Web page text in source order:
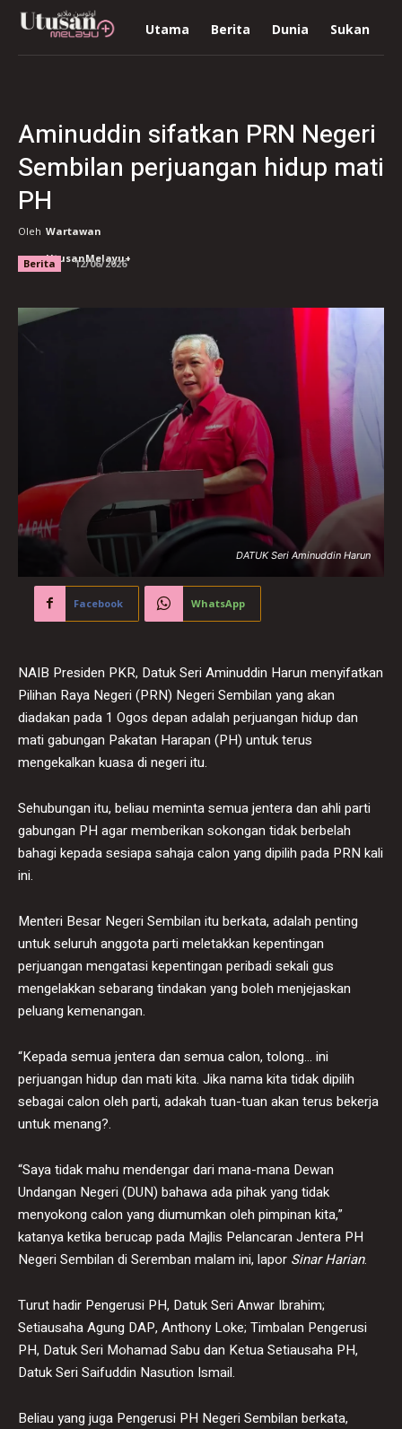
Utama Berita Dunia Sukan
Aminuddin sifatkan PRN Negeri
Sembilan perjuangan hidup mati
PH
Oleh Wartawan
UtusanMelayu+
Berita 12/06/2026
DATUK Seri Aminuddin Harun
Facebook WhatsApp
NAIB Presiden PKR, Datuk Seri Aminuddin Harun menyifatkan
Pilihan Raya Negeri (PRN) Negeri Sembilan yang akan
diadakan pada 1 Ogos depan adalah perjuangan hidup dan
mati gabungan Pakatan Harapan (PH) untuk terus
mengekalkan kuasa di negeri itu.
Sehubungan itu, beliau meminta semua jentera dan ahli parti
gabungan PH agar memberikan sokongan tidak berbelah
bahagi kepada sesiapa sahaja calon yang dipilih pada PRN kali
ini.
Menteri Besar Negeri Sembilan itu berkata, adalah penting
untuk seluruh anggota parti meletakkan kepentingan
perjuangan mengatasi kepentingan peribadi sekali gus
mengelakkan sebarang tindakan yang boleh menjejaskan
peluang kemenangan.
“Kepada semua jentera dan semua calon, tolong… ini
perjuangan hidup dan mati kita. Jika nama kita tidak dipilih
sebagai calon oleh parti, adakah tuan-tuan akan terus bekerja
untuk menang?.
“Saya tidak mahu mendengar dari mana-mana Dewan
Undangan Negeri (DUN) bahawa ada pihak yang tidak
menyokong calon yang diumumkan oleh pimpinan kita,”
katanya ketika berucap pada Majlis Pelancaran Jentera PH
Negeri Sembilan di Seremban malam ini, lapor Sinar Harian.
Turut hadir Pengerusi PH, Datuk Seri Anwar Ibrahim;
Setiausaha Agung DAP, Anthony Loke; Timbalan Pengerusi
PH, Datuk Seri Mohamad Sabu dan Ketua Setiausaha PH,
Datuk Seri Saifuddin Nasution Ismail.
Beliau yang juga Pengerusi PH Negeri Sembilan berkata,